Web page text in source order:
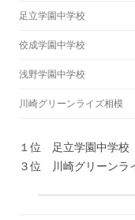
足立学園中学校
佼成学園中学校
浅野学園中学校
川崎グリーンライズ相模
１位 足立学園
３位 川崎グリーン